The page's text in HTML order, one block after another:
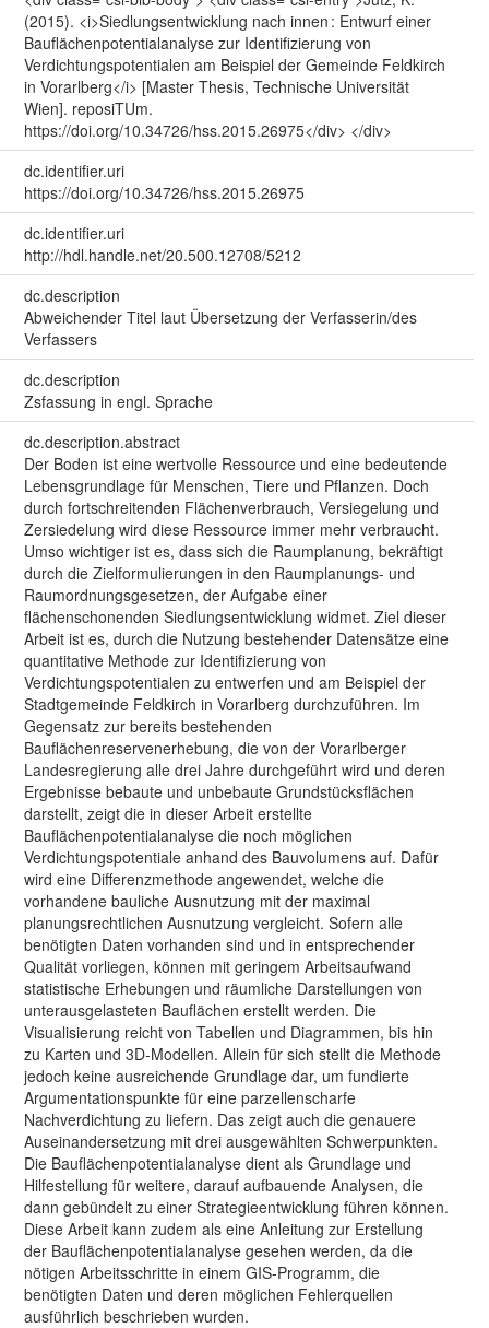
(2015). <i>Siedlungsentwicklung nach innen : Entwurf einer
Bauflächenpotentialanalyse zur Identifizierung von
Verdichtungspotentialen am Beispiel der Gemeinde Feldkirch
in Vorarlberg</i> [Master Thesis, Technische Universität
Wien]. reposiTUm.
https://doi.org/10.34726/hss.2015.26975</div> </div>
dc.identifier.uri
https://doi.org/10.34726/hss.2015.26975
dc.identifier.uri
http://hdl.handle.net/20.500.12708/5212
dc.description
Abweichender Titel laut Übersetzung der Verfasserin/des
Verfassers
dc.description
Zsfassung in engl. Sprache
dc.description.abstract
Der Boden ist eine wertvolle Ressource und eine bedeutende
Lebensgrundlage für Menschen, Tiere und Pflanzen. Doch
durch fortschreitenden Flächenverbrauch, Versiegelung und
Zersiedelung wird diese Ressource immer mehr verbraucht.
Umso wichtiger ist es, dass sich die Raumplanung, bekräftigt
durch die Zielformulierungen in den Raumplanungs- und
Raumordnungsgesetzen, der Aufgabe einer
flächenschonenden Siedlungsentwicklung widmet. Ziel dieser
Arbeit ist es, durch die Nutzung bestehender Datensätze eine
quantitative Methode zur Identifizierung von
Verdichtungspotentialen zu entwerfen und am Beispiel der
Stadtgemeinde Feldkirch in Vorarlberg durchzuführen. Im
Gegensatz zur bereits bestehenden
Bauflächenreservenerhebung, die von der Vorarlberger
Landesregierung alle drei Jahre durchgeführt wird und deren
Ergebnisse bebaute und unbebaute Grundstücksflächen
darstellt, zeigt die in dieser Arbeit erstellte
Bauflächenpotentialanalyse die noch möglichen
Verdichtungspotentiale anhand des Bauvolumens auf. Dafür
wird eine Differenzmethode angewendet, welche die
vorhandene bauliche Ausnutzung mit der maximal
planungsrechtlichen Ausnutzung vergleicht. Sofern alle
benötigten Daten vorhanden sind und in entsprechender
Qualität vorliegen, können mit geringem Arbeitsaufwand
statistische Erhebungen und räumliche Darstellungen von
unterausgelasteten Bauflächen erstellt werden. Die
Visualisierung reicht von Tabellen und Diagrammen, bis hin
zu Karten und 3D-Modellen. Allein für sich stellt die Methode
jedoch keine ausreichende Grundlage dar, um fundierte
Argumentationspunkte für eine parzellenscharfe
Nachverdichtung zu liefern. Das zeigt auch die genauere
Auseinandersetzung mit drei ausgewählten Schwerpunkten.
Die Bauflächenpotentialanalyse dient als Grundlage und
Hilfestellung für weitere, darauf aufbauende Analysen, die
dann gebündelt zu einer Strategieentwicklung führen können.
Diese Arbeit kann zudem als eine Anleitung zur Erstellung
der Bauflächenpotentialanalyse gesehen werden, da die
nötigen Arbeitsschritte in einem GIS-Programm, die
benötigten Daten und deren möglichen Fehlerquellen
ausführlich beschrieben wurden.